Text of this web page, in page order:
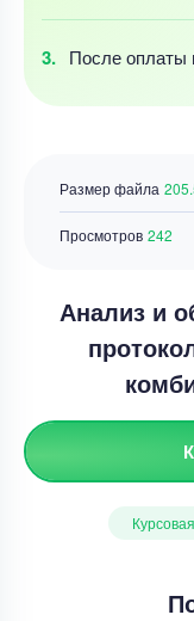
После оплаты
Размер файла
Просмотров 242
Анализ и